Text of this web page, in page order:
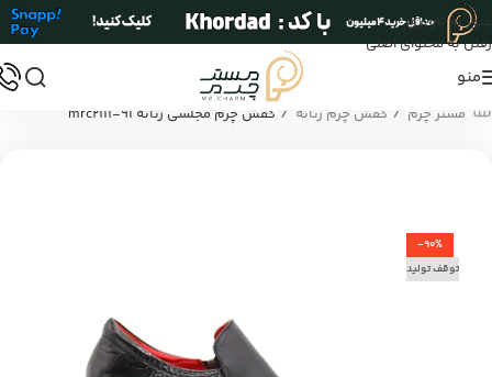
عبور به ناوبری
رفتن به محتوای اصلی
منو
مستر چرم / کفش چرم زنانه / کفش چرم مجلسی زنانه mrc2111-91
-90%
توقف تولید